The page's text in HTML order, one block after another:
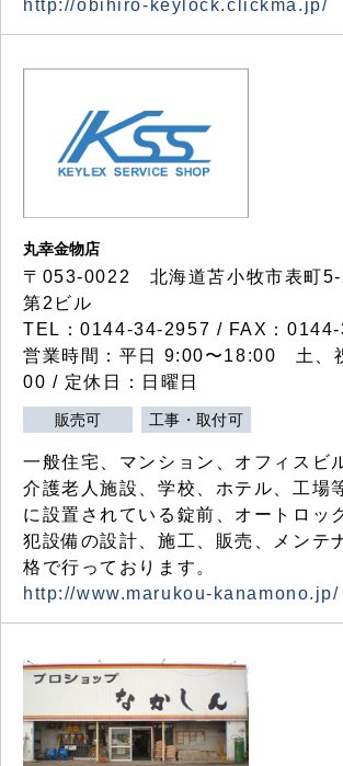
http://obihiro-keylock.clickma.jp/
丸幸金物店
〒053-0022 北海道苫小牧市表町
第2ビル
TEL：0144-34-2957 / FAX：
営業時間：平日 9:00〜18:00 土、
00 / 定休日：日曜日
販売可 工事・取付可
一般住宅、マンション、オフィスビ
介護老人施設、学校、ホテル、工場
に設置されている錠前、オートロッ
犯設備の設計、施工、販売、メンテ
格で行っております。
http://www.marukou-kanamono.jp/